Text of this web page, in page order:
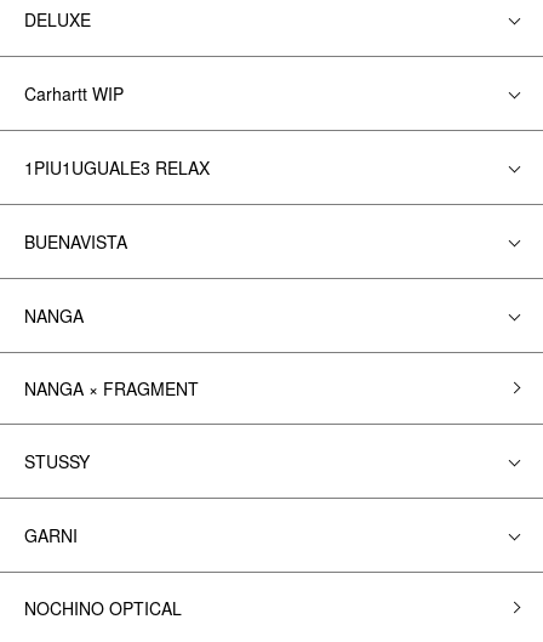
DELUXE
Carhartt WIP
1PIU1UGUALE3 RELAX
BUENAVISTA
NANGA
NANGA × FRAGMENT
STUSSY
GARNI
NOCHINO OPTICAL